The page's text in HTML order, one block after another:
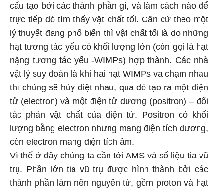
cấu tạo bởi các thành phần gì, và làm cách nào để
trực tiếp dò tìm thấy vật chất tối. Căn cứ theo một
lý thuyết đang phổ biến thì vật chất tối là do những
hạt tương tác yếu có khối lượng lớn (còn gọi là hạt
nặng tương tác yếu -WIMPs) hợp thành. Các nhà
vật lý suy đoán là khi hai hạt WIMPs va chạm nhau
thì chúng sẽ hủy diệt nhau, qua đó tạo ra một điện
tử (electron) và một điện tử dương (positron) – đối
tác phản vật chất của điện tử. Positron có khối
lượng bằng electron nhưng mang điện tích dương,
còn electron mang điện tích âm.
Vì thế ở đây chúng ta cần tới AMS và số liệu tia vũ
trụ. Phần lớn tia vũ trụ được hình thành bởi các
thành phần làm nên nguyên tử, gồm proton và hạt